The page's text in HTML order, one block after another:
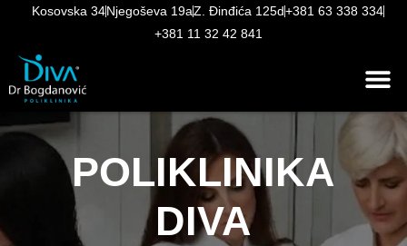
Kosovska 34Njegoševa 19aZ. Đinđića 125d+381 63 338 334
+381 11 32 42 841
POLIKLINIKA
DIVA